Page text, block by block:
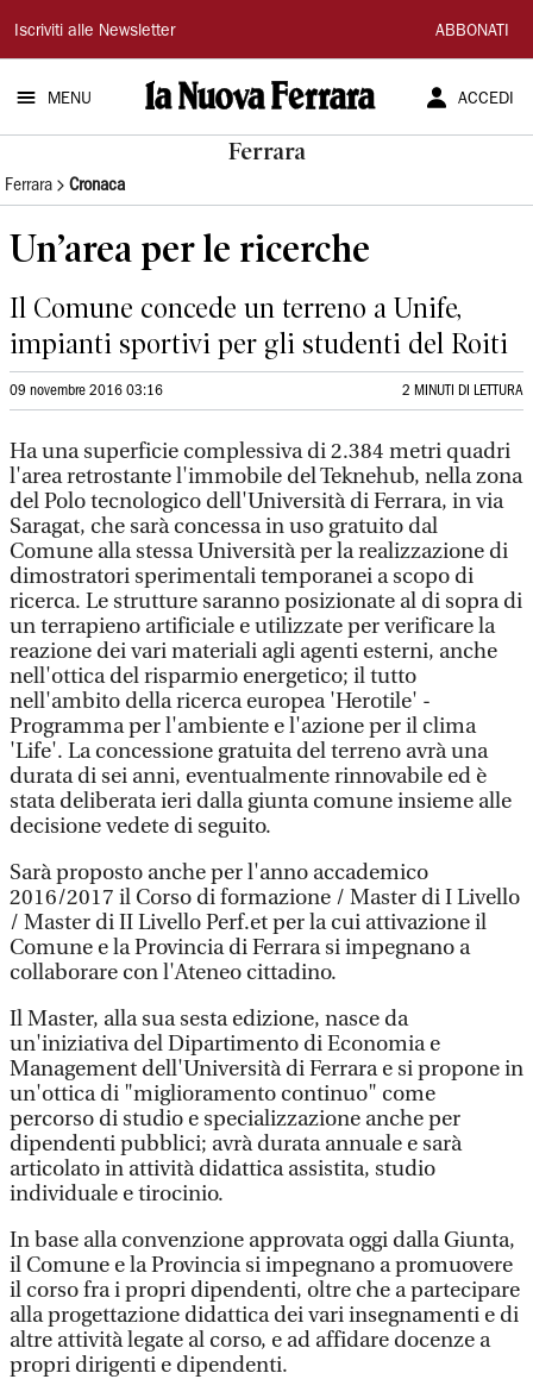
La
Nuova
Ferrara
Iscriviti alle Newsletter ABBONATI
MENU ACCEDI
Ferrara
Ferrara Cronaca
Un’area per le ricerche
Il Comune concede un terreno a Unife,
impianti sportivi per gli studenti del Roiti
09 novembre 2016 03:16 2 MINUTI DI LETTURA
Ha una superficie complessiva di 2.384 metri quadri
l'area retrostante l'immobile del Teknehub, nella zona
del Polo tecnologico dell'Università di Ferrara, in via
Saragat, che sarà concessa in uso gratuito dal
Comune alla stessa Università per la realizzazione di
dimostratori sperimentali temporanei a scopo di
ricerca. Le strutture saranno posizionate al di sopra di
un terrapieno artificiale e utilizzate per verificare la
reazione dei vari materiali agli agenti esterni, anche
nell'ottica del risparmio energetico; il tutto
nell'ambito della ricerca europea 'Herotile' -
Programma per l'ambiente e l'azione per il clima
'Life'. La concessione gratuita del terreno avrà una
durata di sei anni, eventualmente rinnovabile ed è
stata deliberata ieri dalla giunta comune insieme alle
decisione vedete di seguito.
Sarà proposto anche per l'anno accademico
2016/2017 il Corso di formazione / Master di I Livello
/ Master di II Livello Perf.et per la cui attivazione il
Comune e la Provincia di Ferrara si impegnano a
collaborare con l'Ateneo cittadino.
Il Master, alla sua sesta edizione, nasce da
un'iniziativa del Dipartimento di Economia e
Management dell'Università di Ferrara e si propone in
un'ottica di "miglioramento continuo" come
percorso di studio e specializzazione anche per
dipendenti pubblici; avrà durata annuale e sarà
articolato in attività didattica assistita, studio
individuale e tirocinio.
In base alla convenzione approvata oggi dalla Giunta,
il Comune e la Provincia si impegnano a promuovere
il corso fra i propri dipendenti, oltre che a partecipare
alla progettazione didattica dei vari insegnamenti e di
altre attività legate al corso, e ad affidare docenze a
propri dirigenti e dipendenti.